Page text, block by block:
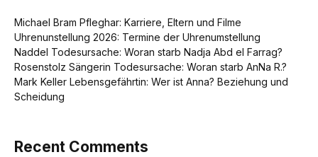
Michael Bram Pfleghar: Karriere, Eltern und Filme
Uhrenunstellung 2026: Termine der Uhrenumstellung
Naddel Todesursache: Woran starb Nadja Abd el Farrag?
Rosenstolz Sängerin Todesursache: Woran starb AnNa R.?
Mark Keller Lebensgefährtin: Wer ist Anna? Beziehung und
Scheidung
Recent Comments